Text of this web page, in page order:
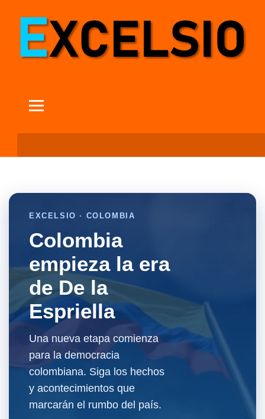
EXCELSIO · COLOMBIA
Colombia
empieza la era
de De la
Espriella
Una nueva etapa comienza
para la democracia
colombiana. Siga los hechos
y acontecimientos que
marcarán el rumbo del país.